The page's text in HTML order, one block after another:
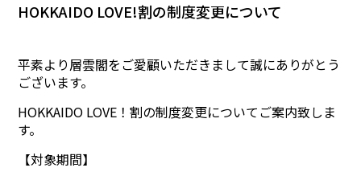
HOKKAIDO LOVE!割の制度変更について
平素より層雲閣をご愛顧いただきまして誠にありがとう
ございます。
HOKKAIDO LOVE！割の制度変更についてご案内致しま
す。
【対象期間】